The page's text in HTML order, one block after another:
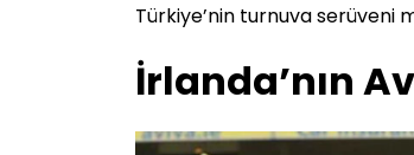
Türkiye’nin turnuva serüveni
İrlanda’nın